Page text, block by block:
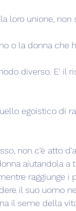
loro unione, non
o la donna che
diverso. E' il
egoistico di
non c'è atto
aiutandola a
raggiunge i
il suo uomo
il seme della